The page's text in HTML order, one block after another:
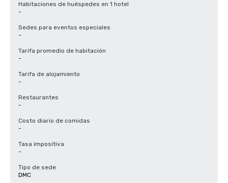
Habitaciones de huéspedes en 1 hotel
-
Sedes para eventos especiales
-
Tarifa promedio de habitación
-
Tarifa de alojamiento
-
Restaurantes
-
Costo diario de comidas
-
Tasa impositiva
-
Tipo de sede
DMC